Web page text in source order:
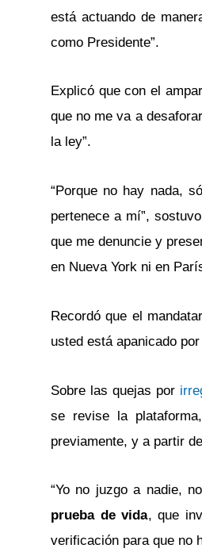
está actuando de
como Presidente”.
Explicó que con el
que no me va a
la ley”.
“Porque no hay nada,
pertenece a mí”,
que me denuncie y
en Nueva York ni en
Recordó que el
usted está apanicado
Sobre las quejas por
se revise la
previamente, y a partir
“Yo no juzgo a nadie,
prueba de vida, que
verificación para que no